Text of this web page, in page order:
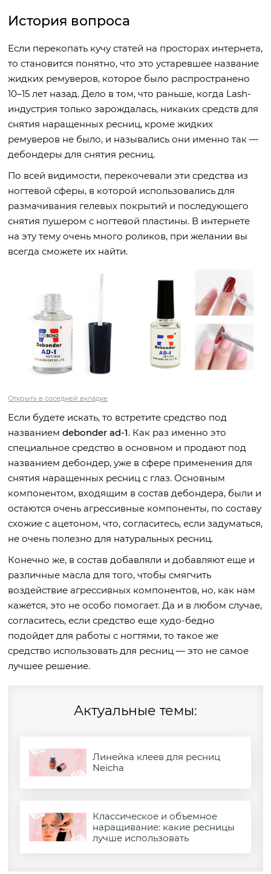
История вопроса
Если перекопать кучу статей на просторах интернета,
то становится понятно, что это устаревшее название
жидких ремуверов, которое было распространено
10–15 лет назад. Дело в том, что раньше, когда Lash-
индустрия только зарождалась, никаких средств для
снятия наращенных ресниц, кроме жидких
ремуверов не было, и назывались они именно так —
дебондеры для снятия ресниц.
По всей видимости, перекочевали эти средства из
ногтевой сферы, в которой использовались для
размачивания гелевых покрытий и последующего
снятия пушером с ногтевой пластины. В интернете
на эту тему очень много роликов, при желании вы
всегда сможете их найти.
Открыть в соседней вкладке
Если будете искать, то встретите средство под
названиемdebonder ad-1. Как раз именно это
специальное средство в основном и продают под
названием дебондер, уже в сфере применения для
снятия наращенных ресниц с глаз. Основным
компонентом, входящим в состав дебондера, были и
остаются очень агрессивные компоненты, по составу
схожие с ацетоном, что, согласитесь, если задуматься,
не очень полезно для натуральных ресниц.
Конечно же, в состав добавляли и добавляют еще и
различные масла для того, чтобы смягчить
воздействие агрессивных компонентов, но, как нам
кажется, это не особо помогает. Да и в любом случае,
согласитесь, если средство еще худо-бедно
подойдет для работы с ногтями, то такое же
средство использовать для ресниц — это не самое
лучшее решение.
Актуальные темы:
Линейка клеев для ресниц
Neicha
Классическое и объемное
наращивание: какие ресницы
лучше использовать